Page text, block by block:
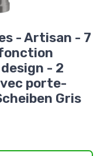
- Artisan - 7
- 2
porte-
Gris